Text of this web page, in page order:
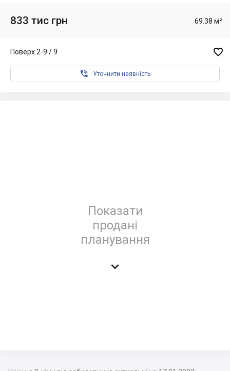
833 тис грн 69.38 м²
Поверх 2-9 / 9 
 Уточнити наявність
Показати
продані
планування
